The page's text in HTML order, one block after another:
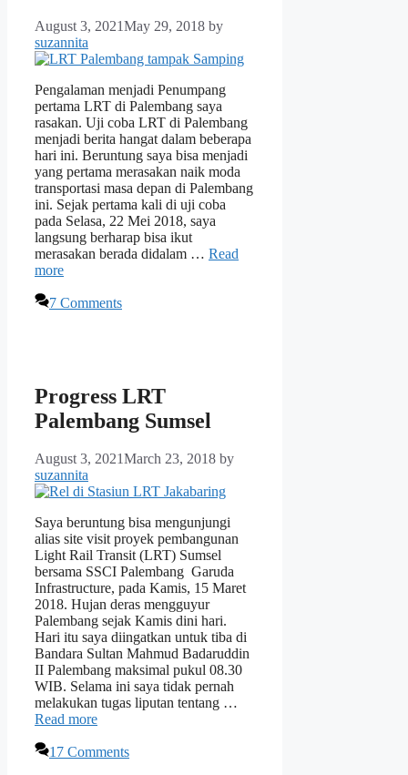
August 3, 2021May 29, 2018 by
suzannita
Pengalaman menjadi Penumpang
pertama LRT di Palembang saya
rasakan. Uji coba LRT di Palembang
menjadi berita hangat dalam beberapa
hari ini. Beruntung saya bisa menjadi
yang pertama merasakan naik moda
transportasi masa depan di Palembang
ini. Sejak pertama kali di uji coba
pada Selasa, 22 Mei 2018, saya
langsung berharap bisa ikut
merasakan berada didalam … Read
more
7 Comments
Progress LRT
Palembang Sumsel
August 3, 2021March 23, 2018 by
suzannita
Saya beruntung bisa mengunjungi
alias site visit proyek pembangunan
Light Rail Transit (LRT) Sumsel
bersama SSCI Palembang Garuda
Infrastructure, pada Kamis, 15 Maret
2018. Hujan deras mengguyur
Palembang sejak Kamis dini hari.
Hari itu saya diingatkan untuk tiba di
Bandara Sultan Mahmud Badaruddin
II Palembang maksimal pukul 08.30
WIB. Selama ini saya tidak pernah
melakukan tugas liputan tentang …
Read more
17 Comments